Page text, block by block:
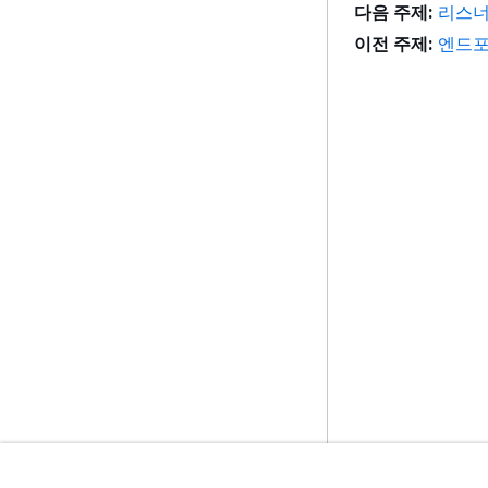
다음 주제: 리스
이전 주제: 엔드